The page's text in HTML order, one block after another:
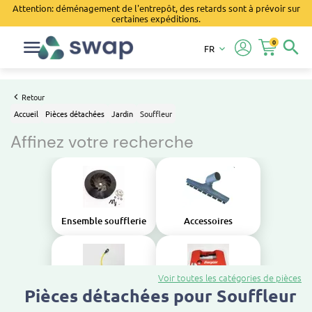
Attention: déménagement de l'entrepôt, des retards sont à prévoir sur
certaines expéditions.
search
0
FR keyboard_arrow_down
Retour
Accueil
Pièces détachées Jardin Souffleur
Affinez votre recherche
Ensemble soufflerie Accessoires
Alimentation en carburant Carrosserie
Voir toutes les catégories de pièces
Pièces détachées pour Souffleur